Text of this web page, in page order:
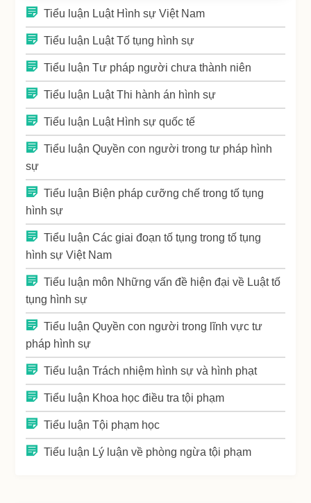
Tiểu luận Luật Hình sự Việt Nam
Tiểu luận Luật Tố tụng hình sự
Tiểu luận Tư pháp người chưa thành niên
Tiểu luận Luật Thi hành án hình sự
Tiểu luận Luật Hình sự quốc tế
Tiểu luận Quyền con người trong tư pháp hình
sự
Tiểu luận Biện pháp cưỡng chế trong tố tụng
hình sự
Tiểu luận Các giai đoạn tố tụng trong tố tụng
hình sự Việt Nam
Tiểu luận môn Những vấn đề hiện đại về Luật tố
tụng hình sự
Tiểu luận Quyền con người trong lĩnh vực tư
pháp hình sự
Tiểu luận Trách nhiệm hình sự và hình phạt
Tiểu luận Khoa học điều tra tội phạm
Tiểu luận Tội phạm học
Tiểu luận Lý luận về phòng ngừa tội phạm